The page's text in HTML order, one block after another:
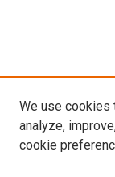
We use cookies
analyze,
cookie